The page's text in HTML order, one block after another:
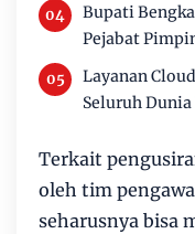
Bupati
Pejabat
Layanan
Seluruh
Terkait
oleh tim
seharusnya bisa